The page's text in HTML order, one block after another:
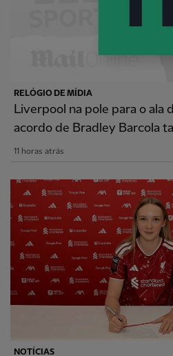
RELÓGIO DE MÍDIA
Liverpool na pole para o ala
acordo de Bradley Barcola
11 horas atrás
NOTÍCIAS